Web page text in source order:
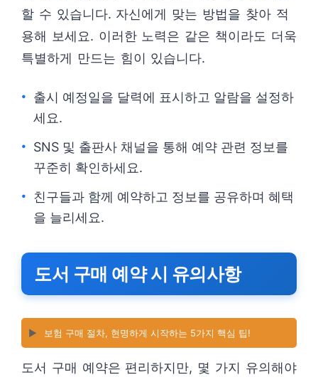
할 수 있습니다. 자신에게 맞는 방법을 찾아 적
용해 보세요. 이러한 노력은 같은 책이라도 더욱
특별하게 만드는 힘이 있습니다.
출시 예정일을 달력에 표시하고 알람을 설정하
세요.
SNS 및 출판사 채널을 통해 예약 관련 정보를
꾸준히 확인하세요.
친구들과 함께 예약하고 정보를 공유하며 혜택
을 늘리세요.
도서 구매 예약 시 유의사항
▶️ 보험 구매 절차, 현명하게 시작하는 5가지 핵심 팁!
도서 구매 예약은 편리하지만, 몇 가지 유의해야